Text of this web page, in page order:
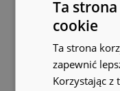
Ta
cookie
Ta strona
zapewnić
Korzystając z